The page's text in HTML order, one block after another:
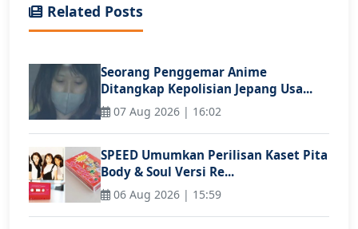
Related Posts
Seorang Penggemar Anime
Ditangkap Kepolisian Jepang Usa...
07 Aug 2026 | 16:02
SPEED Umumkan Perilisan Kaset Pita
Body & Soul Versi Re...
06 Aug 2026 | 15:59